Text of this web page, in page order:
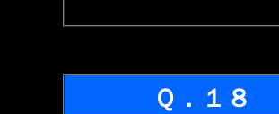
Ｑ．１８